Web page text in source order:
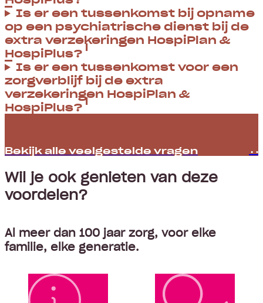
Is er een tussenkomst bij opname
op een psychiatrische dienst bij de
extra verzekeringen HospiPlan &
HospiPlus?
Is er een tussenkomst voor een
zorgverblijf bij de extra
verzekeringen HospiPlan &
HospiPlus?
Bekijk alle veelgestelde vragen
Wil je ook genieten van deze
voordelen?
Al meer dan 100 jaar zorg, voor elke
familie, elke generatie.